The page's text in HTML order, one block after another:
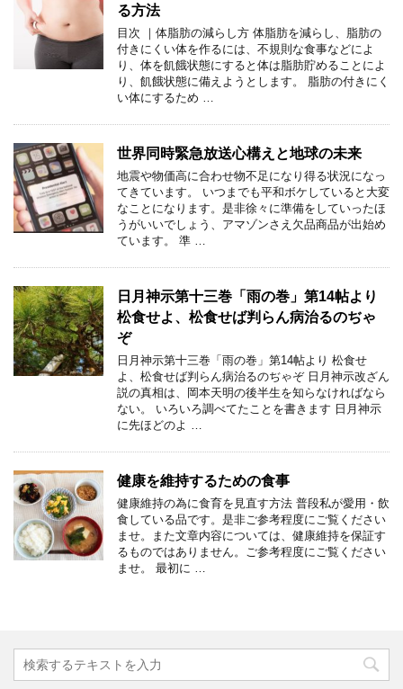
る方法
目次 ｜体脂肪の減らし方 体脂肪を減らし、脂肪の
付きにくい体を作るには、不規則な食事などによ
り、体を飢餓状態にすると体は脂肪貯めることによ
り、飢餓状態に備えようとします。 脂肪の付きにく
い体にするため …
世界同時緊急放送心構えと地球の未来
地震や物価高に合わせ物不足になり得る状況になっ
てきています。 いつまでも平和ボケしていると大変
なことになります。是非徐々に準備をしていったほ
うがいいでしょう、アマゾンさえ欠品商品が出始め
ています。 準 …
日月神示第十三巻「雨の巻」第14帖より
松食せよ、松食せば判らん病治るのぢゃ
ぞ
日月神示第十三巻「雨の巻」第14帖より 松食せ
よ、松食せば判らん病治るのぢゃぞ 日月神示改ざん
説の真相は、岡本天明の後半生を知らなければなら
ない。 いろいろ調べてたことを書きます 日月神示
に先ほどのよ …
健康を維持するための食事
健康維持の為に食育を見直す方法 普段私が愛用・飲
食している品です。是非ご参考程度にご覧ください
ませ。また文章内容については、健康維持を保証す
るものではありません。ご参考程度にご覧ください
ませ。 最初に …